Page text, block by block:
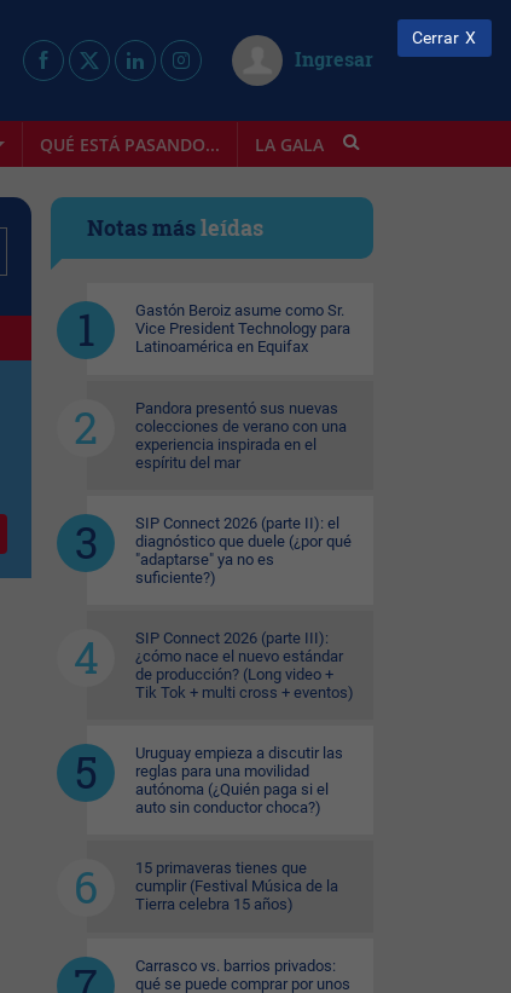
Ingresar
QUÉ ESTÁ PASANDO... LA GALA INFOSTYLE
Notas másleídas
Gastón Beroiz asume como Sr.
Vice President Technology para
Latinoamérica en Equifax
Pandora presentó sus nuevas
colecciones de verano con una
experiencia inspirada en el
espíritu del mar
SIP Connect 2026 (parte II): el
diagnóstico que duele (¿por qué
"adaptarse" ya no es
suficiente?)
SIP Connect 2026 (parte III):
¿cómo nace el nuevo estándar
de producción? (Long video +
Tik Tok + multi cross + eventos)
Uruguay empieza a discutir las
reglas para una movilidad
autónoma (¿Quién paga si el
auto sin conductor choca?)
15 primaveras tienes que
cumplir (Festival Música de la
Tierra celebra 15 años)
Carrasco vs. barrios privados:
qué se puede comprar por unos
Cerrar